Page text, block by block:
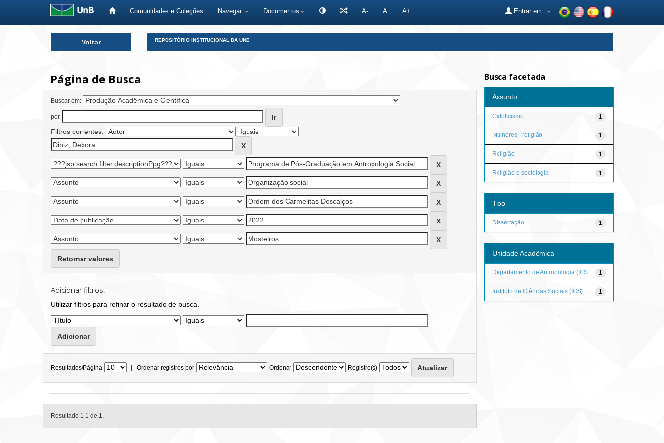
Comunidades e Coleções Navegar Documentos A- A A+ Entrar em:
Voltar REPOSITÓRIO INSTITUCIONAL DA UNB
Página de Busca
Buscar em:
por
Filtros correntes:
Retornar valores
Adicionar filtros:
Utilizar filtros para refinar o resultado de busca.
Resultados/Página | Ordenar registros por Ordenar Registro(s)
Resultado 1-1 de 1.
Busca facetada
Assunto
1
Catolicismo
1
Mulheres - religião
1
Religião
1
Religião e sociologia
Tipo
1
Dissertação
Unidade Acadêmica
1
Departamento de Antropologia (ICS...
1
Instituto de Ciências Sociais (ICS)